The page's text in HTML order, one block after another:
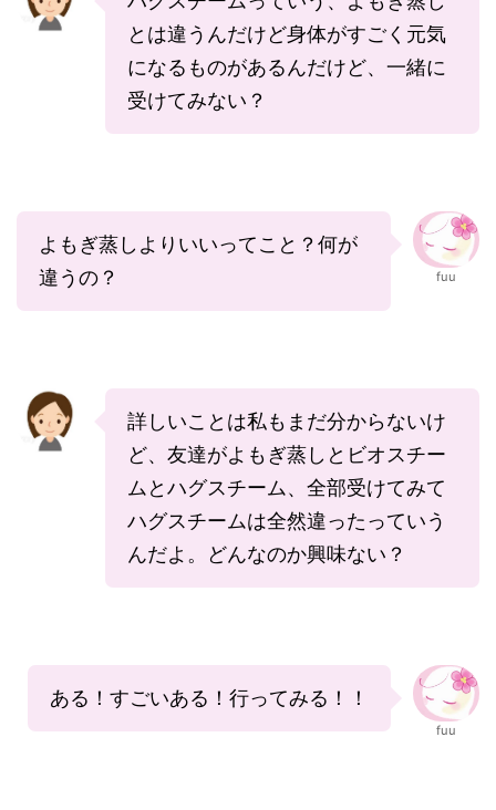
とは違うんだけど身体がすごく元気
になるものがあるんだけど、一緒に
受けてみない？
よもぎ蒸しよりいいってこと？何が
違うの？
fuu
詳しいことは私もまだ分からないけ
ど、友達がよもぎ蒸しとビオスチー
ムとハグスチーム、全部受けてみて
ハグスチームは全然違ったっていう
んだよ。どんなのか興味ない？
ある！すごいある！行ってみる！！
fuu